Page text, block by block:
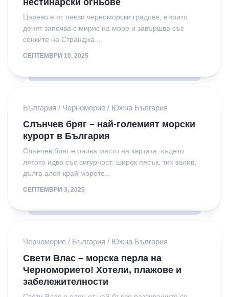
Царево е от онези черноморски градове, в които
денят започва с мирис на море и завършва със
сенките на Странджа....
СЕПТЕМВРИ 10, 2025
България / Черноморие / Южна България
Слънчев бряг – най-големият морски
курорт в България
Слънчев бряг е онова място на картата, където
лятото идва със сигурност: широк пясък, тих залив,
дълга алея край морето...
СЕПТЕМВРИ 3, 2025
Черноморие / България / Южна България
Свети Влас – морска перла на
Черноморието! Хотели, плажове и
забележителности